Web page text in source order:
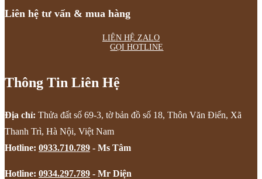
Liên hệ tư vấn & mua hàng
LIÊN HỆ ZALO
GỌI HOTLINE
Thông Tin Liên Hệ
Địa chỉ: Thửa đất số 69-3, tờ bản đồ số 18, Thôn Văn Điển, Xã
Thanh Trì, Hà Nội, Việt Nam
Hotline: 0933.710.789 - Ms Tâm
Hotline: 0934.297.789 - Mr Diện